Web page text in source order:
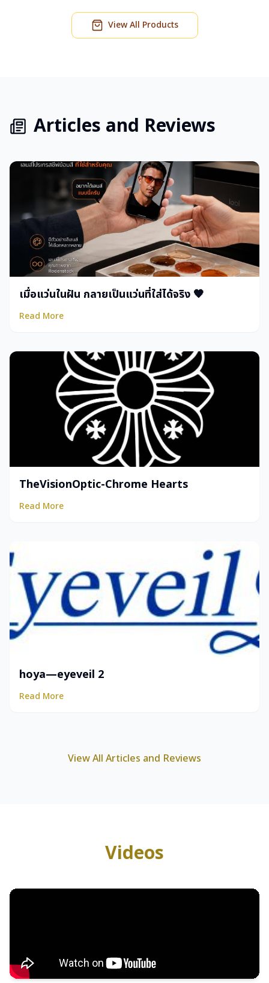
การรับประกัน : 2 ปี
View All Products
Articles and Reviews
เมื่อแว่นในฝัน กลายเป็นแว่นที่ใส่ได้จริง 🧡
Read More
TheVisionOptic-Chrome Hearts
Read More
hoya—eyeveil 2
Read More
View All Articles and Reviews
Videos